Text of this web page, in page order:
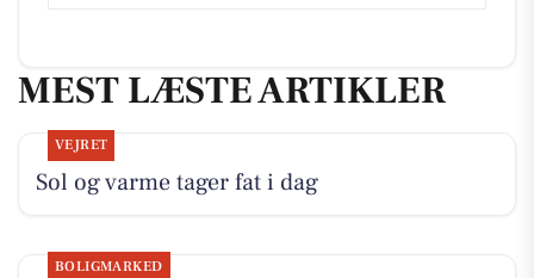
MEST LÆSTE ARTIKLER
VEJRET
Sol og varme tager fat i dag
BOLIGMARKED